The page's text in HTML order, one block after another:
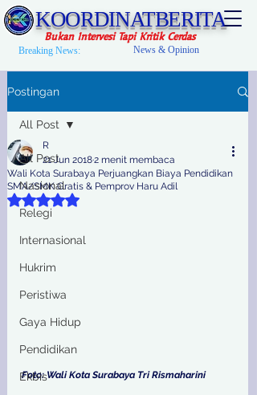
KOORDINATBERITA
Bukan Intervesi Tapi Kritik Cerdas
Breaking News: News & Opinion
Postingan
All Post
Nasional
Relegi
Internasional
Hukrim
Peristiwa
Gaya Hidup
Pendidikan
Ekbis
All Post
Wali Kota Surabaya Perjuangkan Biaya Pendidikan
SMA/SMK Gratis & Pemprov Haru Adil
R
21 Jun 20182 menit membaca
Dinilai NaN dari 5 bintang.
Foto: Wali Kota Surabaya Tri Rismaharini